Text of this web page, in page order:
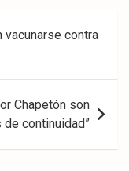
vacunarse contra
Chapetón son
continuidad”